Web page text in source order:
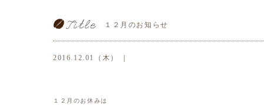
１２月のお知らせ
2016.12.01（木） ｜
１２月のお休みは